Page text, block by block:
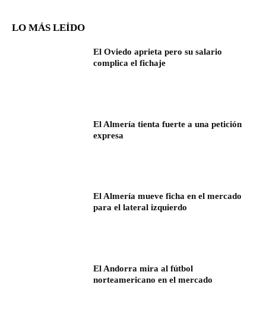
LO MÁS LEÍDO
El Oviedo aprieta pero su salario
complica el fichaje
El Almería tienta fuerte a una petición
expresa
El Almería mueve ficha en el mercado
para el lateral izquierdo
El Andorra mira al fútbol
norteamericano en el mercado